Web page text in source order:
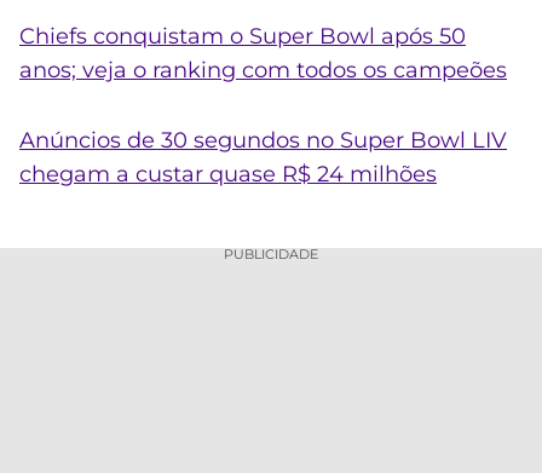
Chiefs conquistam o Super Bowl após 50
anos; veja o ranking com todos os campeões
Anúncios de 30 segundos no Super Bowl LIV
chegam a custar quase R$ 24 milhões
PUBLICIDADE